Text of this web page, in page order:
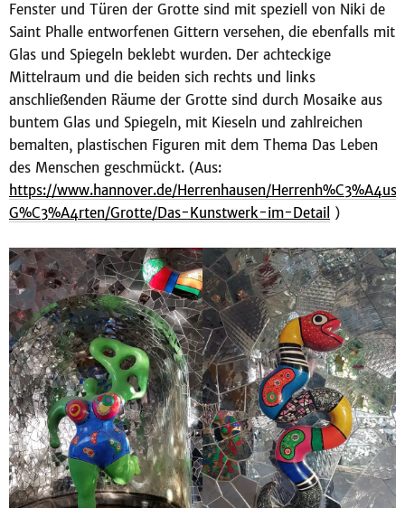
Fenster und Türen der Grotte sind mit speziell von Niki de
Saint Phalle entworfenen Gittern versehen, die ebenfalls mit
Glas und Spiegeln beklebt wurden. Der achteckige
Mittelraum und die beiden sich rechts und links
anschließenden Räume der Grotte sind durch Mosaike aus
buntem Glas und Spiegeln, mit Kieseln und zahlreichen
bemalten, plastischen Figuren mit dem Thema Das Leben
des Menschen geschmückt. (Aus:
https://www.hannover.de/Herrenhausen/
G%C3%A4rten/Grotte/Das-Kunstwerk-im-Detail )